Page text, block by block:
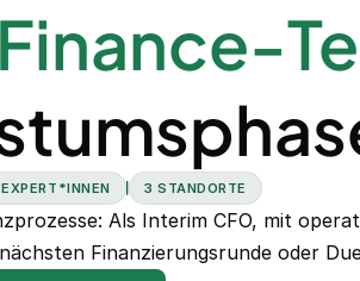
3 STANDORTE
Als Interim CFO, mit
Finanzierungsrunde oder